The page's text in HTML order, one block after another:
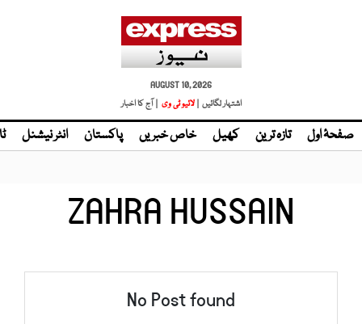
AUGUST 10, 2026
اشتہار لگائیں | لائیو ٹی وی | آج کا اخبار
صفحۂ اول تازہ ترین کھیل خاص خبریں پاکستان انٹر نیشنل
ZAHRA HUSSAIN
No Post found